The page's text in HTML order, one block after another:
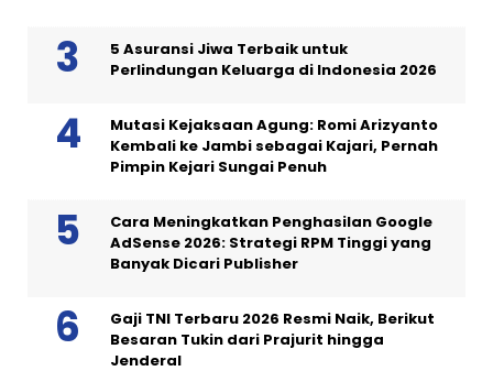
5 Asuransi Jiwa Terbaik untuk
Perlindungan Keluarga di Indonesia 2026
Mutasi Kejaksaan Agung: Romi Arizyanto
Kembali ke Jambi sebagai Kajari, Pernah
Pimpin Kejari Sungai Penuh
Cara Meningkatkan Penghasilan Google
AdSense 2026: Strategi RPM Tinggi yang
Banyak Dicari Publisher
Gaji TNI Terbaru 2026 Resmi Naik, Berikut
Besaran Tukin dari Prajurit hingga
Jenderal